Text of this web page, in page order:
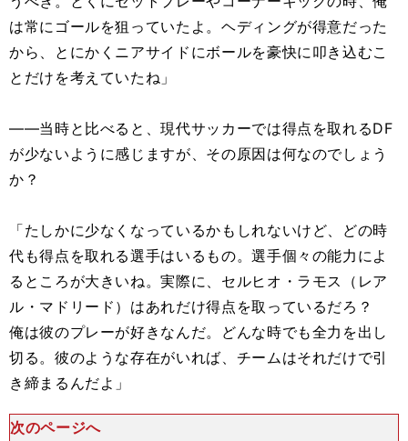
は常にゴールを狙っていたよ。ヘディングが得意だった
から、とにかくニアサイドにボールを豪快に叩き込むこ
とだけを考えていたね」
――当時と比べると、現代サッカーでは得点を取れるDF
が少ないように感じますが、その原因は何なのでしょう
か？
「たしかに少なくなっているかもしれないけど、どの時
代も得点を取れる選手はいるもの。選手個々の能力によ
るところが大きいね。実際に、セルヒオ・ラモス（レア
ル・マドリード）はあれだけ得点を取っているだろ？
俺は彼のプレーが好きなんだ。どんな時でも全力を出し
切る。彼のような存在がいれば、チームはそれだけで引
き締まるんだよ」
次のページへ